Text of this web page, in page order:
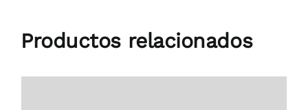
Productos relacionados